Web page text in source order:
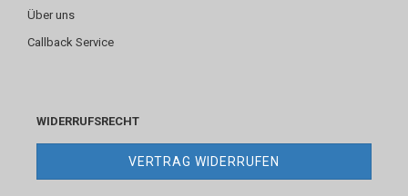
Über uns
Callback Service
WIDERRUFSRECHT
VERTRAG WIDERRUFEN